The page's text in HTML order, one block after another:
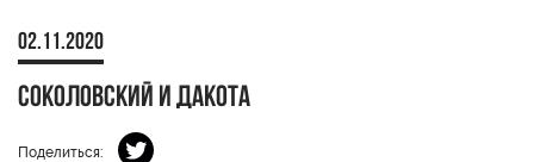
02.11.2020
соколовский и дакота
Поделиться: